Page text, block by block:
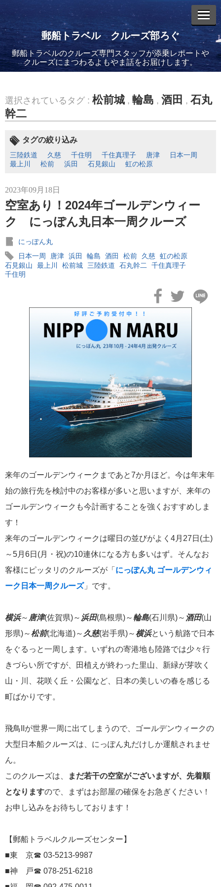
郵船トラベル クルーズ部ろぐ
郵船トラベルのクルーズ専門スタッフが添乗レポートや
クルーズにまつわるよもやま話をお届けします。
選択されているタグ : 松前城 , 輪島 , 酒田 , 石丸
幹二
タグの絞り込み
三陸鉄道 久慈 千住明 千住真理子 唐津
日本一周
最上川
松前 浜田 石見銀山 虹の松原
2023年09月18日
空室あり！2024年ゴールデンウィー
ク にっぽん丸日本一周クルーズ
にっぽん丸
日本一周
唐津 浜田 輪島 酒田 松前 久慈 虹の松原
石見銀山
最上川 松前城 三陸鉄道 石丸幹二
千住真理子
千住明
来年のゴールデンウィークまであと7か月ほど。今は年末年
始の旅行先を検討中のお客様が多いと思いますが、来年の
ゴールデンウィークも今計画することを強くおすすめしま
す！
来年のゴールデンウィークは曜日の並びがよく4月27日(土)
～5月6日(月・祝)の10連休になる方も多いはず。そんなお
客様にピッタリのクルーズが「 にっぽん丸 ゴールデンウィ
ーク日本一周クルーズ」です。
横浜～ 唐津(佐賀県)～ 浜田(島根県)～輪島(石川県)～ 酒田(山
形県)～松前(北海道)～ 久慈(岩手県)～横浜という航路で日本
をぐるっと一周します。いずれの寄港地も陸路では少々行
きづらい所ですが、田植えが終わった里山、新緑が芽吹く
山・川、花咲く丘・公園など、日本の美しいの春を感じる
町ばかりです。
飛鳥IIが世界一周に出てしまうので、ゴールデンウィークの
大型日本船クルーズは、にっぽん丸だけしか運航されませ
ん。
このクルーズは、
まだ若干の空室がございますが、先着順
となりますので、まずはお部屋の確保をお急ぎください！
お申し込みをお待ちしております！
【郵船トラベルクルーズセンター】
■東 京☎ 03-5213-9987
■神 戸☎ 078-251-6218
エントリーリスト
バイキング・エデンに乗船してきました！(2)
2026年08月05日
バイキング・エデンに乗船してきました！(1)
飛鳥II アジアグランドクルーズおかえりなさい！
飛鳥II 2027年オセアニアグランドクルーズ発表！
2026年02月04日
飛鳥II 小山薫堂×飛鳥II～洋上の大人の文化祭～本日発売です
2026年01月30日
カテゴリーリスト
飛鳥II 385
にっぽん丸
初夏の日本一周
ぱしふぃっく びいなす
ぱしふぃっくびいなすチャーター
現地情報
クリスタル・クルーズ
お知らせ